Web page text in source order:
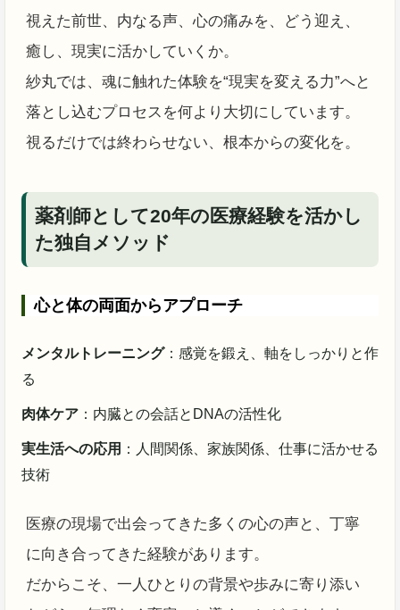
視えた前世、内なる声、心の痛みを、どう迎え、
癒し、現実に活かしていくか。
紗丸では、魂に触れた体験を“現実を変える力”へと
落とし込むプロセスを何より大切にしています。
視るだけでは終わらせない、根本からの変化を。
薬剤師として20年の医療経験を活かし
た独自メソッド
心と体の両面からアプローチ
メンタルトレーニング：感覚を鍛え、軸をしっかりと作
る
肉体ケア ：内臓との会話とDNAの活性化
実生活への応用 ：人間関係、家族関係、仕事に活かせる
技術
医療の現場で出会ってきた多くの心の声と、丁寧
に向き合ってきた経験があります。
だからこそ、一人ひとりの背景や歩みに寄り添い